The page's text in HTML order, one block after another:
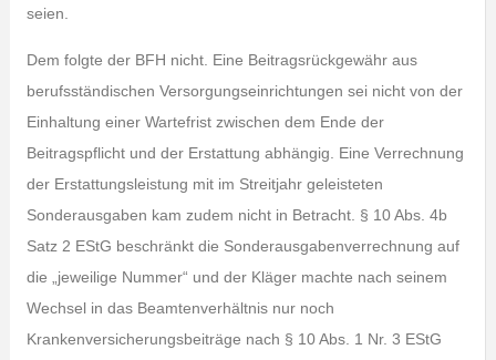
seien.
Dem folgte der BFH nicht. Eine Beitragsrückgewähr aus
berufsständischen Versorgungseinrichtungen sei nicht von der
Einhaltung einer Wartefrist zwischen dem Ende der
Beitragspflicht und der Erstattung abhängig. Eine Verrechnung
der Erstattungsleistung mit im Streitjahr geleisteten
Sonderausgaben kam zudem nicht in Betracht. § 10 Abs. 4b
Satz 2 EStG beschränkt die Sonderausgabenverrechnung auf
die „jeweilige Nummer“ und der Kläger machte nach seinem
Wechsel in das Beamtenverhältnis nur noch
Krankenversicherungsbeiträge nach § 10 Abs. 1 Nr. 3 EStG